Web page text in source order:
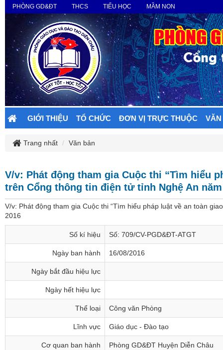
PHÒNG GD&ĐT THCS TIỂU HỌC MẦM NON
GIỚI THIỆU TỔ CHỨC ĐƠN VỊ TRỰC THUỘC
Trang nhất Văn bản
V/v: Phát động tham gia Cuộc thi “Tìm hiểu
trên Cổng thông tin điện tử tỉnh Nghệ An năm
V/v: Phát động tham gia Cuộc thi “Tìm hiểu pháp luật về an toàn
2016
Số kí hiệu Số: 709/CV-PGD&ĐT-ATGT
Ngày ban hành 16/08/2016
Ngày bắt đầu hiệu lực
Ngày hết hiệu lực
Thể loại Công văn Phòng
Lĩnh vực Giáo dục - Đào tạo
Cơ quan ban hành Phòng GD&ĐT Huyện Diễn Châu